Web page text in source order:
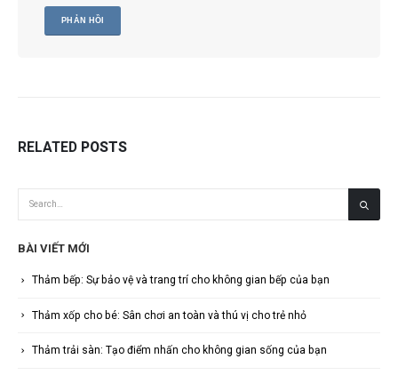
RELATED POSTS
BÀI VIẾT MỚI
Thảm bếp: Sự bảo vệ và trang trí cho không gian bếp của bạn
Thảm xốp cho bé: Sân chơi an toàn và thú vị cho trẻ nhỏ
Thảm trải sàn: Tạo điểm nhấn cho không gian sống của bạn